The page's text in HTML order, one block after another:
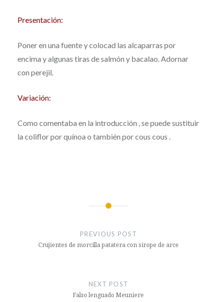
Presentación:
Poner en una fuente y colocad las alcaparras por
encima y algunas tiras de salmón y bacalao. Adornar
con perejil.
Variación:
Como comentaba en la introducción , se puede sustituir
la coliflor por quínoa o también por cous cous .
PREVIOUS POST
Crujientes de morcilla patatera con sirope de arce
NEXT POST
Falso lenguado Meuniere